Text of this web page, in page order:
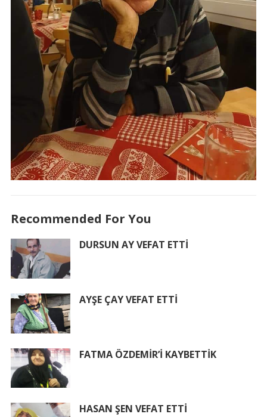
Recommended For You
DURSUN AY VEFAT ETTİ
AYŞE ÇAY VEFAT ETTİ
FATMA ÖZDEMİR’İ KAYBETTİK
HASAN ŞEN VEFAT ETTİ